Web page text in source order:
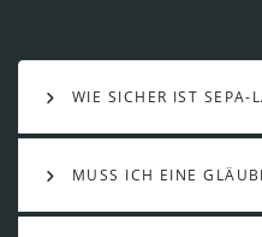
WIE SICHER IST SEPA-
MUSS ICH EINE